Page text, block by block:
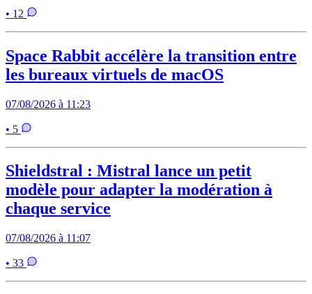
• 12
Space Rabbit accélère la transition entre
les bureaux virtuels de macOS
07/08/2026 à 11:23
• 5
Shieldstral : Mistral lance un petit
modèle pour adapter la modération à
chaque service
07/08/2026 à 11:07
• 33